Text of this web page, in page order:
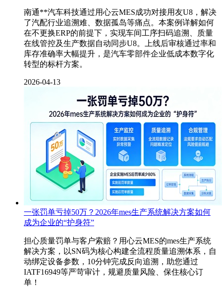
南通**汽车科技通过用心云MES成功对接用友U8，解决
了汽配行业追溯难、数据孤岛等痛点。本案例详解如何
在不更换ERP的前提下，实现车间工序扫码追溯、质量
在线管控及生产数据自动同步U8。上线后审核通过率和
库存准确率大幅提升，是汽车零部件企业低成本数字化
转型的标杆方案。
2026-04-13
一张罚单亏掉50万？2026年mes生产系统解决方案如何
成为企业的“护身符”
担心质量罚单与客户索赔？用心云MES的mes生产系统
解决方案，以SN码为核心构建全流程质量追溯体系，自
动绑定设备参数，10分钟完成反向追溯，助您通过
IATF16949等严苛审计，规避质量风险、保住核心订
单！